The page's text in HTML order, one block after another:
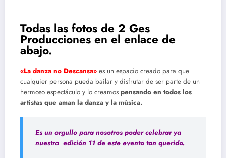
Todas las fotos de 2 Ges
Producciones en el enlace de
abajo.
«La danza no Descansa» es un espacio creado para que
cualquier persona pueda bailar y disfrutar de ser parte de un
hermoso espectáculo y lo creamos pensando en todos los
artistas que aman la danza y la música.
Es un orgullo para nosotros poder celebrar ya
nuestra edición 11 de este evento tan querido.